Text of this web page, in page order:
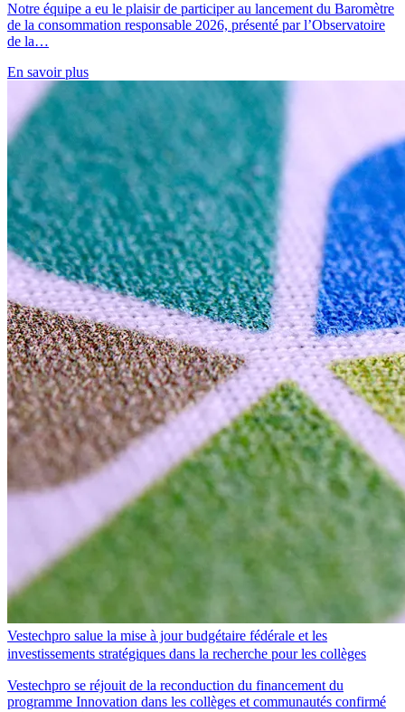
Notre équipe a eu le plaisir de participer au lancement du Baromètre
de la consommation responsable 2026, présenté par l’Observatoire
de la…
En savoir plus
Vestechpro salue la mise à jour budgétaire fédérale et les
investissements stratégiques dans la recherche pour les collèges
Vestechpro se réjouit de la reconduction du financement du
programme Innovation dans les collèges et communautés confirmé